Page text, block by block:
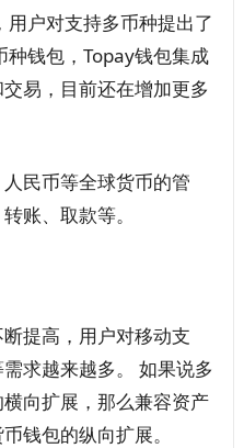
户对支持多币种提出了
种钱包，Topay钱包集成
易，目前还在增加更多
民币等全球货币的管
账、取款等。
提高，用户对移动支
求越来越多。 如果说多
向扩展，那么兼容资产
钱包的纵向扩展。